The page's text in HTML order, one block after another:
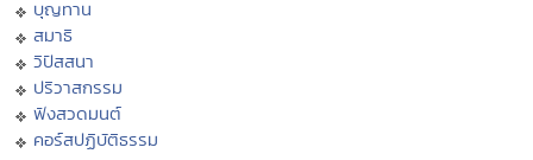
บุญทาน
สมาธิ
วิปัสสนา
ปริวาสกรรม
ฟังสวดมนต์
คอร์สปฏิบัติธรรม